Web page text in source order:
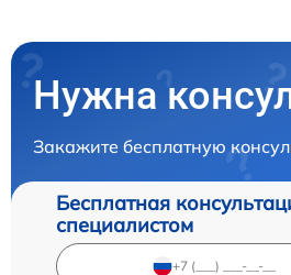
Нужна
Закажите бесплатную
Бесплатная
специалистом